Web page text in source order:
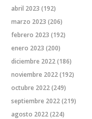
abril 2023 (192)
marzo 2023 (206)
febrero 2023 (192)
enero 2023 (200)
diciembre 2022(186)
noviembre 2022(192)
octubre 2022(249)
septiembre 2022(219)
agosto 2022(224)